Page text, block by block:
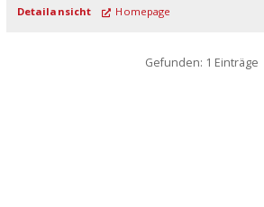
Detailansicht Homepage
Gefunden: 1 Einträge